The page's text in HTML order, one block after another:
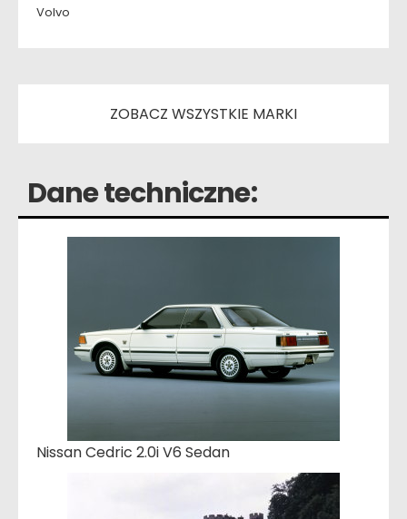
Volvo
ZOBACZ WSZYSTKIE MARKI
Dane techniczne:
Nissan Cedric 2.0i V6 Sedan